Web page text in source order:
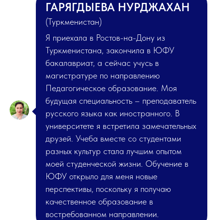
ГАРЯГДЫЕВА НУРДЖАХАН
(Туркменистан)
Я приехала в Ростов-на-Дону из
Туркменистана, закончила в ЮФУ
бакалавриат, а сейчас учусь в
магистратуре по направлению
Педагогическое образование. Моя
будущая специальность – преподаватель
русского языка как иностранного. В
университете я встретила замечательных
друзей. Учеба вместе со студентами
разных культур стала лучшим опытом
моей студенческой жизни. Обучение в
ЮФУ открыло для меня новые
перспективы, поскольку я получаю
качественное образование в
востребованном направлении.